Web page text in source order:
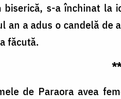
s-a închinat la
an a adus o candelă
făcută.
de Paraora avea